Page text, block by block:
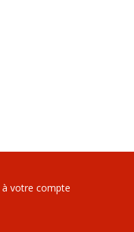
à votre compte